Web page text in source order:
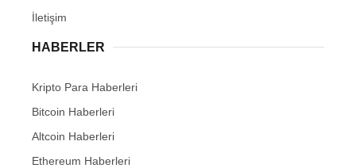
İletişim
HABERLER
Kripto Para Haberleri
Bitcoin Haberleri
Altcoin Haberleri
Ethereum Haberleri